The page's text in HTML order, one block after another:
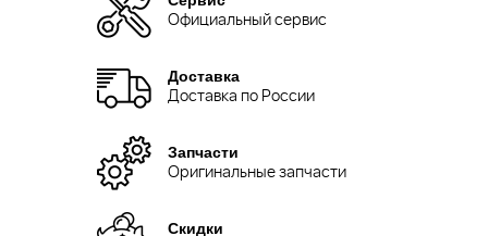
Официальный сервис
Доставка
Доставка по России
Запчасти
Оригинальные запчасти
Скидки